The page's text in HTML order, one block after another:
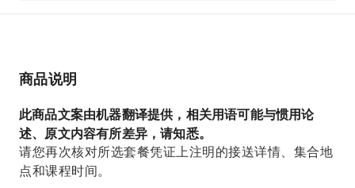
跟随向导，乘坐雪地摩托车穿越波德哈莱的乡村。
商品说明
此商品文案由机器翻译提供，相关用语可能与惯用论
述、原文内容有所差异，请知悉。
请您再次核对所选套餐凭证上注明的接送详情、集合地
点和课程时间。